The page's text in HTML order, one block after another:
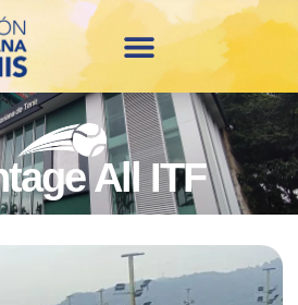
All ITF